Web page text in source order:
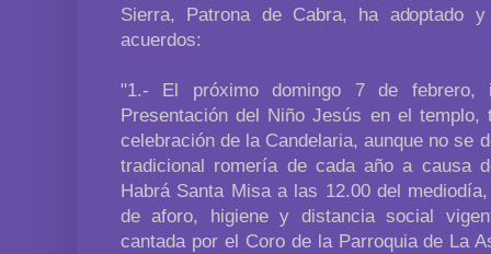
Sierra, Patrona de Cabra, ha adoptado
acuerdos:
"1.- El próximo domingo 7 de
Presentación del Niño Jesús en el
celebración de la Candelaria, aunque no se
tradicional romería de cada año a causa
Habrá Santa Misa a las 12.00 del
de aforo, higiene y distancia social
cantada por el Coro de la Parroquia de La